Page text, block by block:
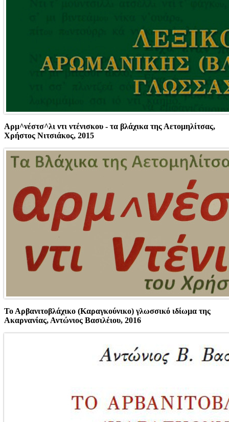
Αρμ^νέστσ^λι ντι ντένισκου - τα βλάχικα της Αετομηλίτσας,
Χρήστος Νιτσιάκος, 2015
Το Αρβανιτοβλάχικο (Καραγκούνικο) γλωσσικό ιδίωμα της
Ακαρνανίας, Αντώνιος Βασιλέιου, 2016